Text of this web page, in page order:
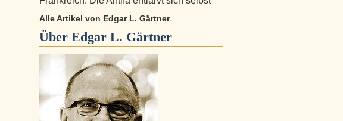
Alle Artikel von Edgar L. Gärtner
Über Edgar L. Gärtner